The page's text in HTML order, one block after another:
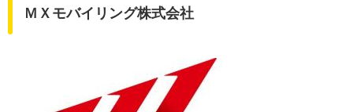
ＭＸモバイリング株式会社